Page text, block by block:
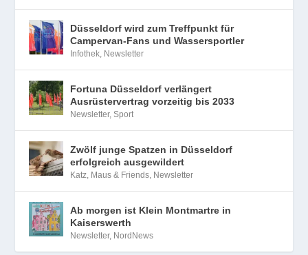
Düsseldorf wird zum Treffpunkt für
Campervan-Fans und Wassersportler
Infothek, Newsletter
Fortuna Düsseldorf verlängert
Ausrüstervertrag vorzeitig bis 2033
Newsletter,Sport
Zwölf junge Spatzen in Düsseldorf
erfolgreich ausgewildert
Katz, Maus & Friends, Newsletter
Ab morgen ist Klein Montmartre in
Kaiserswerth
Newsletter, NordNews